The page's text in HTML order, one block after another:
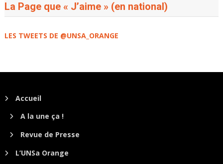
La Page que « J’aime » (en national)
LES TWEETS DE @UNSA_ORANGE
Accueil
A la une ça !
Revue de Presse
L’UNSa Orange